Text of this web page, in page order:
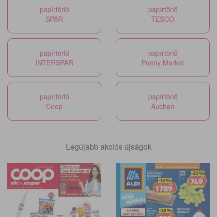
papírtörlő
SPAR
papírtörlő
TESCO
papírtörlő
INTERSPAR
papírtörlő
Penny Market
papírtörlő
Coop
papírtörlő
Auchan
Legújabb akciós újságok